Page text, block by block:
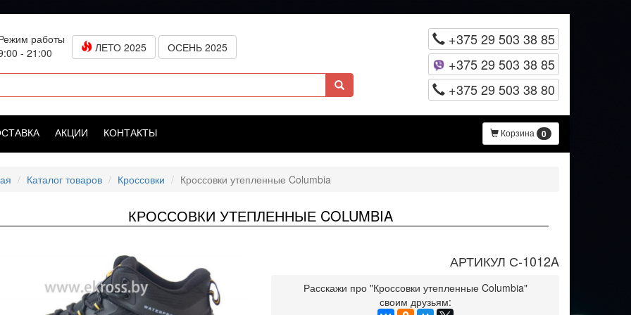
+375 29 503 38 85
+375 29 503 38 85
+375 29 503 38 80
работы
- 21:00
ЛЕТО 2025 ОСЕНЬ 2025
Корзина 0
АКЦИИ КОНТАКТЫ
Каталог товаров Кроссовки Кроссовки утепленные Columbia
КРОССОВКИ УТЕПЛЕННЫЕ COLUMBIA
АРТИКУЛ С-1012A
Расскажи про "Кроссовки утепленные Columbia"
своим друзьям: